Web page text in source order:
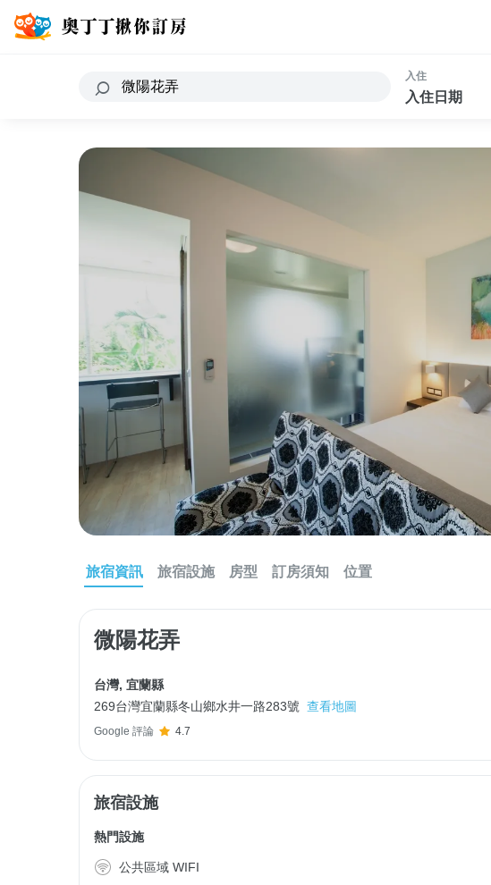
入住
入住日期
旅宿資訊 旅宿設施 房型 訂房須知 位置
微陽花弄
台灣, 宜蘭縣
269台灣宜蘭縣冬山鄉水井一路283號 查看地圖
Google 評論 4.7
旅宿設施
熱門設施
公共區域 WIFI